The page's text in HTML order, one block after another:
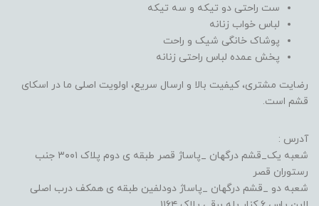
ست راحتی دو تیکه و سه تیکه
لباس خواب زنانه
پوشاک خانگی شیک و راحت
پخش عمده لباس راحتی زنانه
رضایت مشتری، کیفیت بالا و ارسال سریع، اولویت اصلی ما در اسکای
قشم است.
آدرس :
شعبه یک_قشم درگهان _پاساژ قصر طبقه ی دوم پلاک ۳۰۰۱ جنب
رستوران قصر
شعبه دو _قشم درگهان _پاساژ دودلفین طبقه ی همکف درب اصلی